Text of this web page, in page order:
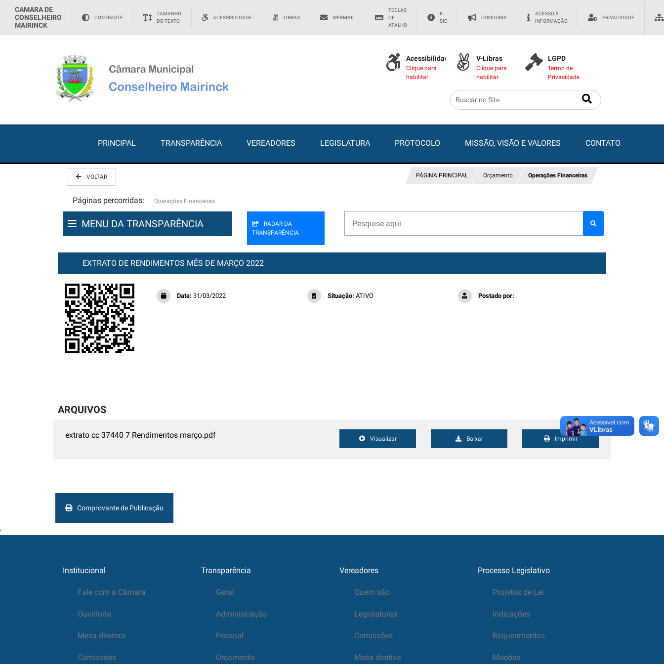
CAMARA DE
CONSELHEIRO
MAIRINCK
CONTRASTE
TAMANHO
DO TEXTO
ACESSIBILIDADE LIBRAS WEBMAIL
TECLAS
DE
ATALHO
E-
SIC
OUVIDORIA
ACESSO À
INFORMAÇÃO
PRIVACIDADE
Acessibilidade
Clique para
habilitar
V-Libras
Clique para
habilitar
LGPD
Termo de
Privacidade
PRINCIPAL TRANSPARÊNCIA VEREADORES LEGISLATURA PROTOCOLO MISSÃO, VISÃO E VALORES CONTATO
VOLTAR PÁGINA PRINCIPAL Orçamento Operações Financeiras
Páginas percorridas: Operações Financeiras
MENU DA TRANSPARÊNCIA
RADAR DA
TRANSPARÊNCIA
EXTRATO DE RENDIMENTOS MÊS DE MARÇO 2022
Data: 31/03/2022 Situação: ATIVO Postado por:
ARQUIVOS
extrato cc 37440 7 Rendimentos março.pdf Visualizar Baixar Imprimir
Comprovante de Publicação
Institucional
Fale com a Câmara
Ouvidoria
Mesa diretora
Comissões
Transparência
Geral
Administração
Pessoal
Orçamento
Vereadores
Quem são
Legislaturas
Comissões
Mesa diretiva
Processo Legislativo
Projetos de Lei
Indicações
Requerimentos
Moções